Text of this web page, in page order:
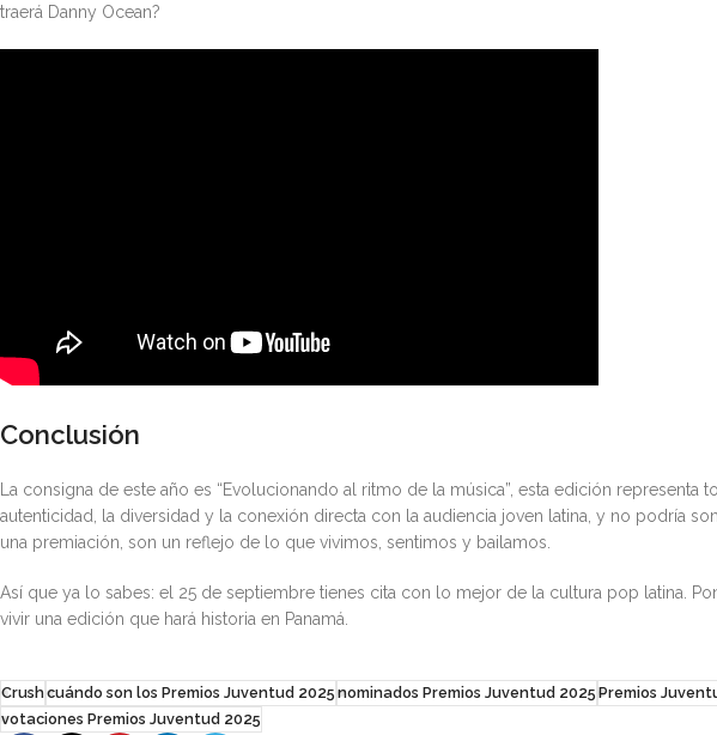
traerá Danny Ocean?
Conclusión
La consigna de este año es “Evolucionando al ritmo de la música”, esta edición
autenticidad, la diversidad y la conexión directa con la audiencia joven latina, y no podría
una premiación, son un reflejo de lo que vivimos, sentimos y bailamos.
Así que ya lo sabes: el 25 de septiembre tienes cita con lo mejor de la cultura pop latina.
vivir una edición que hará historia en Panamá.
Crushcuándo son los Premios Juventud 2025 nominados Premios Juventud 2025 Premios
votaciones Premios Juventud 2025